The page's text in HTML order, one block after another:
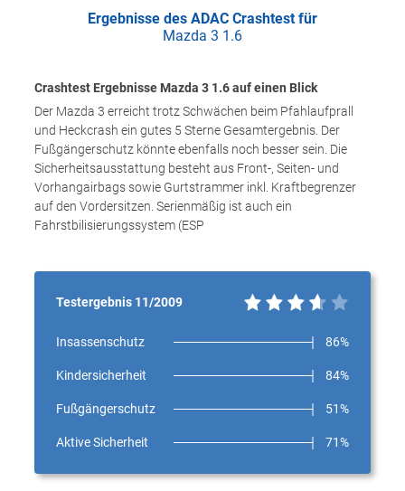
Ergebnisse des ADAC Crashtest für
Mazda 3 1.6
Crashtest Ergebnisse Mazda 3 1.6 auf einen Blick
Der Mazda 3 erreicht trotz Schwächen beim Pfahlaufprall
und Heckcrash ein gutes 5 Sterne Gesamtergebnis. Der
Fußgängerschutz könnte ebenfalls noch besser sein. Die
Sicherheitsausstattung besteht aus Front-, Seiten- und
Vorhangairbags sowie Gurtstrammer inkl. Kraftbegrenzer
auf den Vordersitzen. Serienmäßig ist auch ein
Fahrstbilisierungssystem (ESP
Testergebnis 11/2009
Insassenschutz 86%
Kindersicherheit 84%
Fußgängerschutz 51%
Aktive Sicherheit 71%